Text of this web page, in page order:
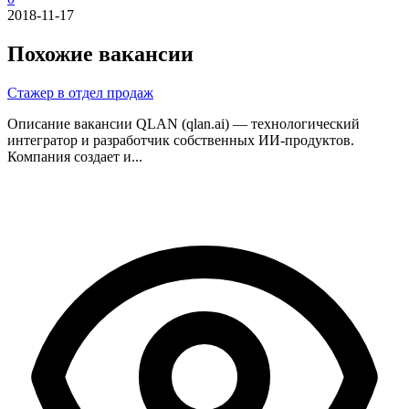
2018-11-17
Похожие вакансии
Стажер в отдел продаж
Описание вакансии QLAN (qlan.ai) — технологический
интегратор и разработчик собственных ИИ-продуктов.
Компания создает и...